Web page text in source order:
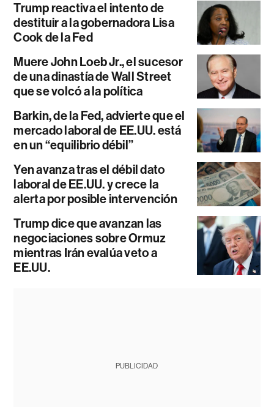
Trump reactiva el intento de
destituir a la gobernadora Lisa
Cook de la Fed
Muere John Loeb Jr., el sucesor
de una dinastía de Wall Street
que se volcó a la política
Barkin, de la Fed, advierte que el
mercado laboral de EE.UU. está
en un “equilibrio débil”
Yen avanza tras el débil dato
laboral de EE.UU. y crece la
alerta por posible intervención
Trump dice que avanzan las
negociaciones sobre Ormuz
mientras Irán evalúa veto a
EE.UU.
PUBLICIDAD